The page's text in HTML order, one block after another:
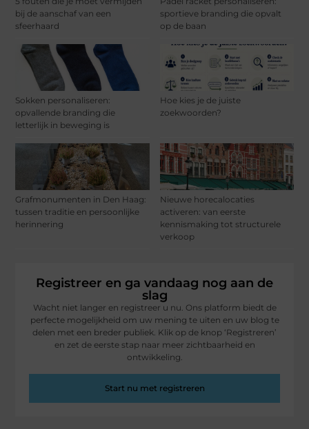
bij de aanschaf van een
sfeerhaard
sportieve branding die opvalt
op de baan
Sokken personaliseren:
opvallende branding die
letterlijk in beweging is
Hoe kies je de juiste
zoekwoorden?
Grafmonumenten in Den Haag:
tussen traditie en persoonlijke
herinnering
Nieuwe horecalocaties
activeren: van eerste
kennismaking tot structurele
verkoop
Registreer en ga vandaag nog aan de
slag
Wacht niet langer en registreer u nu. Ons platform biedt de
perfecte mogelijkheid om uw mening te uiten en uw blog te
delen met een breder publiek. Klik op de knop ‘Registreren’
en zet de eerste stap naar meer zichtbaarheid en
ontwikkeling.
Start nu met registreren